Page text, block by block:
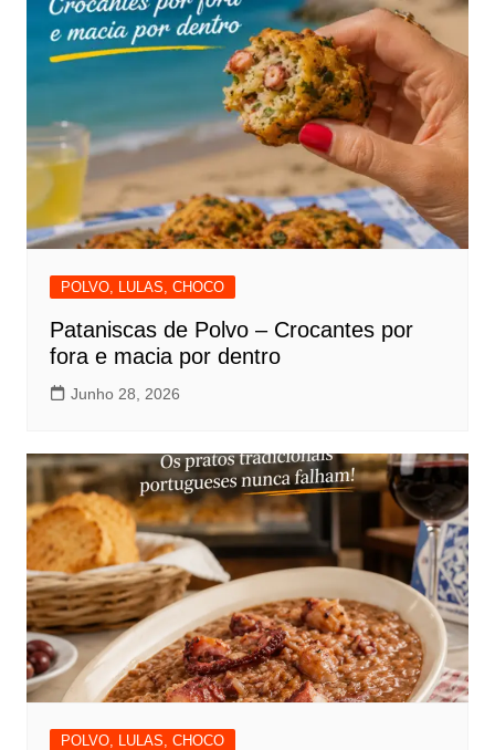
POLVO, LULAS, CHOCO
Pataniscas de Polvo – Crocantes por
fora e macia por dentro
Junho 28, 2026
POLVO, LULAS, CHOCO